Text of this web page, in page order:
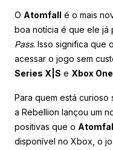
O Atomfall é o mais
boa notícia é que ele
Pass. Isso significa que
acessar o jogo sem
Series X|S e Xbox One
Para quem está
a Rebellion lançou um
positivas que o
disponível no Xbox, o